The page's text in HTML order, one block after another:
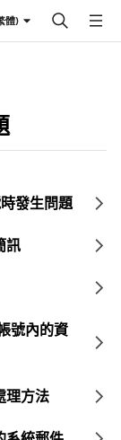
體)
發生問題
訊
號內的資
理方法